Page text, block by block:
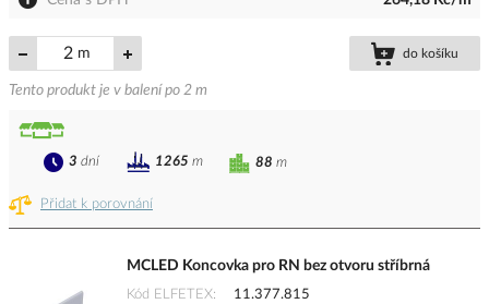
m do košíku
Tento produkt je v balení po 2 m
Přidat k porovnání
88 m
3 dní 1265 m
MCLED Koncovka pro RN bez otvoru stříbrná
Kód ELFETEX
11.377.815